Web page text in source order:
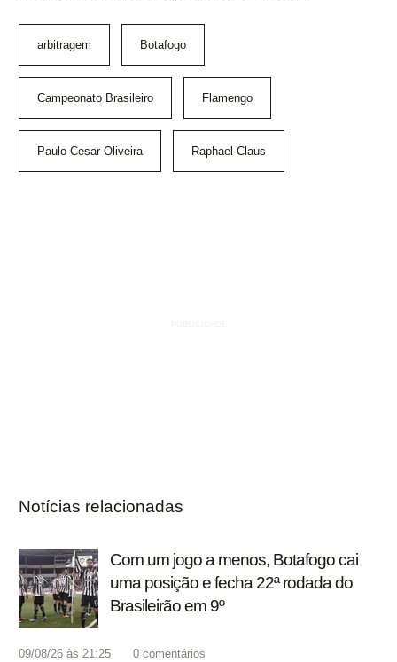
arbitragem Botafogo
Campeonato Brasileiro Flamengo
Paulo Cesar Oliveira Raphael Claus
Notícias relacionadas
Com um jogo a menos, Botafogo cai
uma posição e fecha 22ª rodada do
Brasileirão em 9º
09/08/26 às 21:25 0 comentários